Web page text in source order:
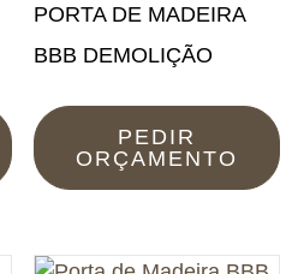
PORTA DE MADEIRA
BBB DEMOLIÇÃO
PEDIR
ORÇAMENTO